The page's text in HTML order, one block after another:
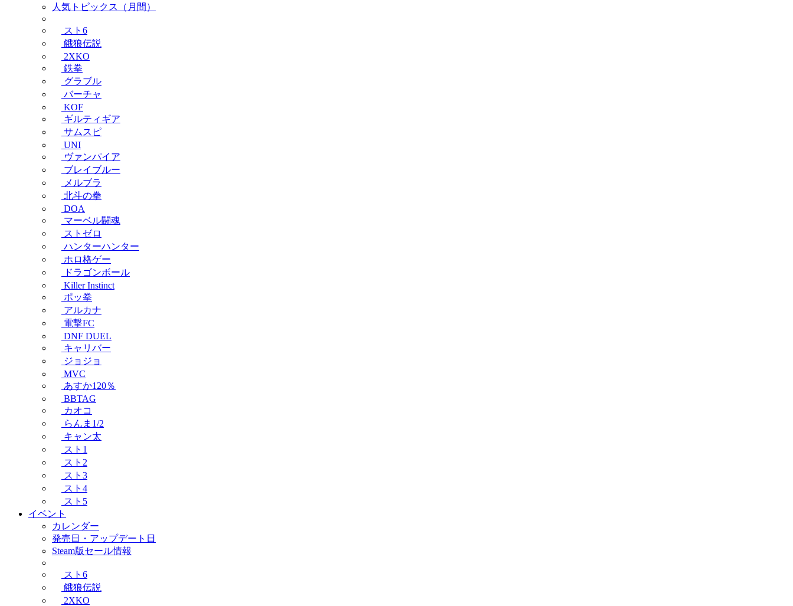
人気トピックス（月間）
スト6
餓狼伝説
2XKO
鉄拳
グラブル
バーチャ
KOF
ギルティギア
サムスピ
UNI
ヴァンパイア
ブレイブルー
メルブラ
北斗の拳
DOA
マーベル闘魂
ストゼロ
ハンターハンター
ホロ格ゲー
ドラゴンボール
Killer Instinct
ポッ拳
アルカナ
電撃FC
DNF DUEL
キャリバー
ジョジョ
MVC
あすか120％
BBTAG
カオコ
らんま1/2
キャン太
スト1
スト2
スト3
スト4
スト5
イベント
カレンダー
発売日・アップデート日
Steam版セール情報
スト6
餓狼伝説
2XKO